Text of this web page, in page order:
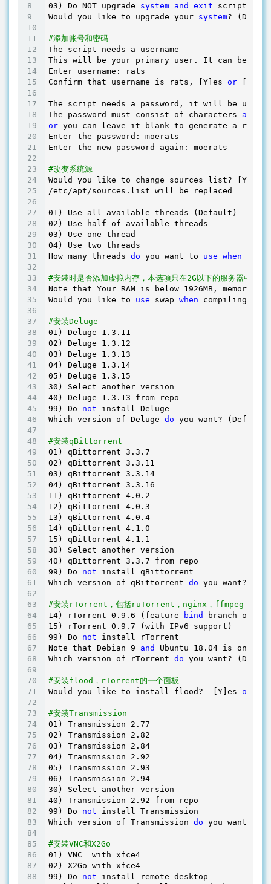
03 ) Do NOT upgrade system and exit script
Would you like to upgrade your system?
#添加账号和密码
The script needs a username
This will be your primary user. It can be an
Enter username: rats
Confirm that username is rats, [Y]es or [N]o?
The script needs a password, it will be used
The password must consist of characters and
or you can leave it blank to generate a random
Enter the password: moerats
Enter the new password again: moerats
#改变系统源
Would you like to change sources list? [Y]es
/etc/apt/sources.list will be replaced
01
02
03
04) Use two threads
How many threads do you want to use when
#安装时是否添加虚拟内存，本选项只在2G以下的服务器中显示
Note that Your RAM is below 1926MB, memory
Would you like to use swap when compiling?
#安装Deluge
01 ) Deluge 1.3 . 11
02 ) Deluge 1.3 . 12
03 ) Deluge 1.3 . 13
04) Deluge 1.3 . 14
05 ) Deluge 1.3 . 15
30
40 ) Deluge 1.3 . 13
99 ) Do not install Deluge
Which version of Deluge do you want? (Default
#安装qBittorrent
01 ) qBittorrent 3.3 . 7
02 ) qBittorrent 3.3 . 11
03 ) qBittorrent 3.3 . 14
04) qBittorrent 3.3 . 16
11 ) qBittorrent 4.0 . 2
12 ) qBittorrent 4.0 . 3
13 ) qBittorrent 4.0 . 4
14) qBittorrent 4.1 . 0
15 ) qBittorrent 4.1 . 1
30
40 ) qBittorrent 3.3 . 7
99 ) Do not install qBittorrent
Which version of qBittorrent do you want?
#安装rTorrent，包括ruTorrent，nginx，ffmpeg
14) rTorrent 0 . 9.6 (feature- bind
branch on
15 ) rTorrent 0 . 9.7
99 ) Do not install rTorrent
Note that Debian 9 and Ubuntu 18.04 is only
Which version of rTorrent do you want?
#安装flood，rTorrent的一个面板
Would you like to install flood?  [Y]es or
#安装Transmission
01 ) Transmission 2.77
02 ) Transmission 2.82
03 ) Transmission 2.84
04) Transmission 2.92
05 ) Transmission 2.93
06 ) Transmission 2.94
30
40 ) Transmission 2.92
99 ) Do not install Transmission
Which version of Transmission do you want?
#安装VNC和X2Go
01
02
99 ) Do not install remote desktop